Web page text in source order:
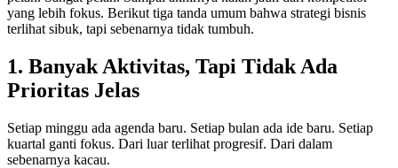
yang lebih fokus. Berikut tiga tanda umum bahwa strategi bisnis
terlihat sibuk, tapi sebenarnya tidak tumbuh.
1. Banyak Aktivitas, Tapi Tidak Ada
Prioritas Jelas
Setiap minggu ada agenda baru. Setiap bulan ada ide baru. Setiap
kuartal ganti fokus. Dari luar terlihat progresif. Dari dalam
sebenarnya kacau.